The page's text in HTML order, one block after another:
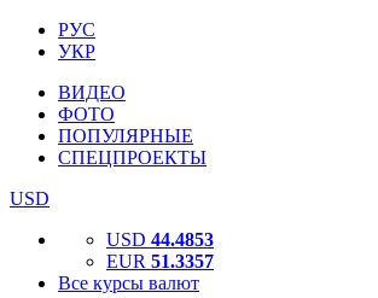
РУС
УКР
ВИДЕО
ФОТО
ПОПУЛЯРНЫЕ
СПЕЦПРОЕКТЫ
USD
USD 44.4853
EUR 51.3357
Все курсы валют